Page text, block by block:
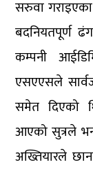
सरुवा गराइएका
बदनियतपूर्ण
कम्पनी
एसएएसले
समेत दिएको
आएको सुत्रले
अख्तियारले